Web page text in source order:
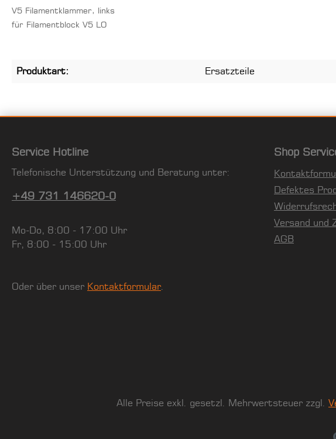
V5 Filamentklammer, links
für Filamentblock V5 LO
Produktart: Ersatzteile
Service Hotline
Telefonische Unterstützung und Beratung unter:
+49 731 146620-0
Mo-Do, 8:00 - 17:00 Uhr
Fr, 8:00 - 15:00 Uhr
Oder über unser Kontaktformular
Shop
Defektes
Versand und
AGB
Alle Preise exkl. gesetzl. Mehrwertsteuer zzgl.